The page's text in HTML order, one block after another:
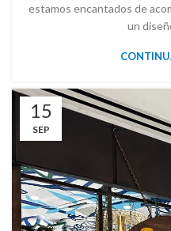
estamos encantados de
un
15
SEP